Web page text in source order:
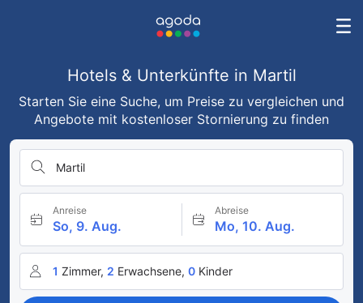
Hotels & Unterkünfte in Martil
Starten Sie eine Suche, um Preise zu vergleichen und
Angebote mit kostenloser Stornierung zu finden
Martil
Anreise
So, 9. Aug.
Abreise
Mo, 10. Aug.
1 Zimmer, 2 Erwachsene, 0 Kinder